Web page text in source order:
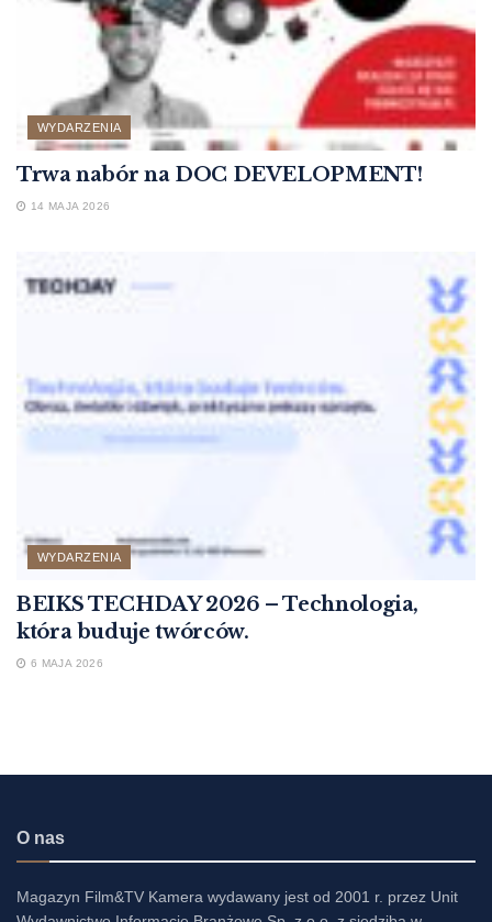
WYDARZENIA
Trwa nabór na DOC DEVELOPMENT!
14 MAJA 2026
WYDARZENIA
BEIKS TECHDAY 2026 – Technologia,
która buduje twórców.
6 MAJA 2026
O nas
Magazyn Film&TV Kamera wydawany jest od 2001 r. przez Unit